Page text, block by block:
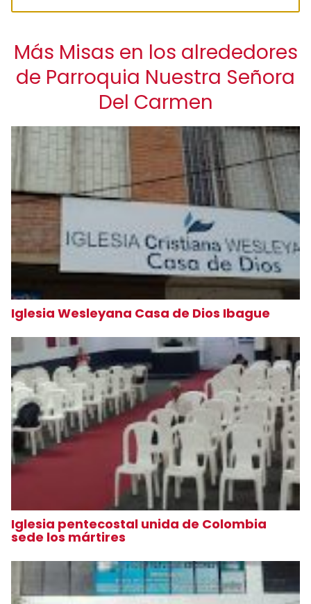
Más Misas en los alrededores
de Parroquia Nuestra Señora
Del Carmen
Iglesia Wesleyana Casa de Dios Ibague
Iglesia pentecostal unida de Colombia
sede los mártires